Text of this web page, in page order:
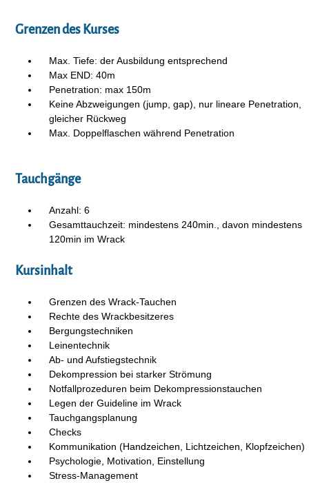
Grenzen des Kurses
Max. Tiefe: der Ausbildung entsprechend
Max END: 40m
Penetration: max 150m
Keine Abzweigungen (jump, gap), nur lineare Penetration,
gleicher Rückweg
Max. Doppelflaschen während Penetration
Tauchgänge
Anzahl: 6
Gesamttauchzeit: mindestens 240min., davon mindestens
120min im Wrack
Kursinhalt
Grenzen des Wrack-Tauchen
Rechte des Wrackbesitzeres
Bergungstechniken
Leinentechnik
Ab- und Aufstiegstechnik
Dekompression bei starker Strömung
Notfallprozeduren beim Dekompressionstauchen
Legen der Guideline im Wrack
Tauchgangsplanung
Checks
Kommunikation (Handzeichen, Lichtzeichen, Klopfzeichen)
Psychologie, Motivation, Einstellung
Stress-Management